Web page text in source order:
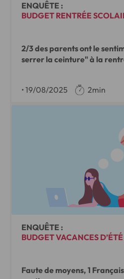
ENQUÊTE :
BUDGET RENTRÉE
2/3 des parents ont le
serrer la ceinture" à la
• 19/08/2025 2min
ENQUÊTE :
BUDGET VACANCES
Faute de moyens, 1